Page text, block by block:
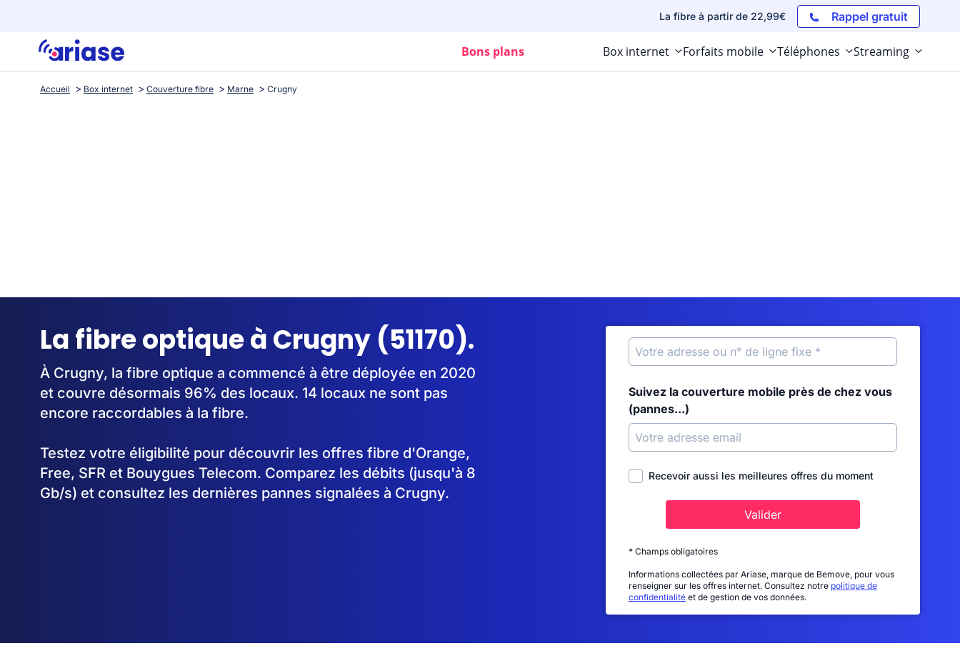
La fibre à partir de 22,99€ Rappel gratuit
Bons plans Box internet Forfaits mobile Téléphones Streaming
Accueil Box internet Couverture fibre Marne Crugny
La fibre optique à Crugny (51170).
À Crugny, la fibre optique a commencé à être déployée en 2020
et couvre désormais 96% des locaux. 14 locaux ne sont pas
encore raccordables à la fibre.
Testez votre éligibilité pour découvrir les offres fibre d'Orange,
Free, SFR et Bouygues Telecom. Comparez les débits (jusqu'à 8
Gb/s) et consultez les dernières pannes signalées à Crugny.
Suivez la couverture mobile près de chez vous
(pannes...)
Recevoir aussi les meilleures offres du moment
Valider
* Champs obligatoires
Informations collectées par Ariase, marque de Bemove, pour vous
renseigner sur les offres internet. Consultez notre politique de
confidentialité et de gestion de vos données.